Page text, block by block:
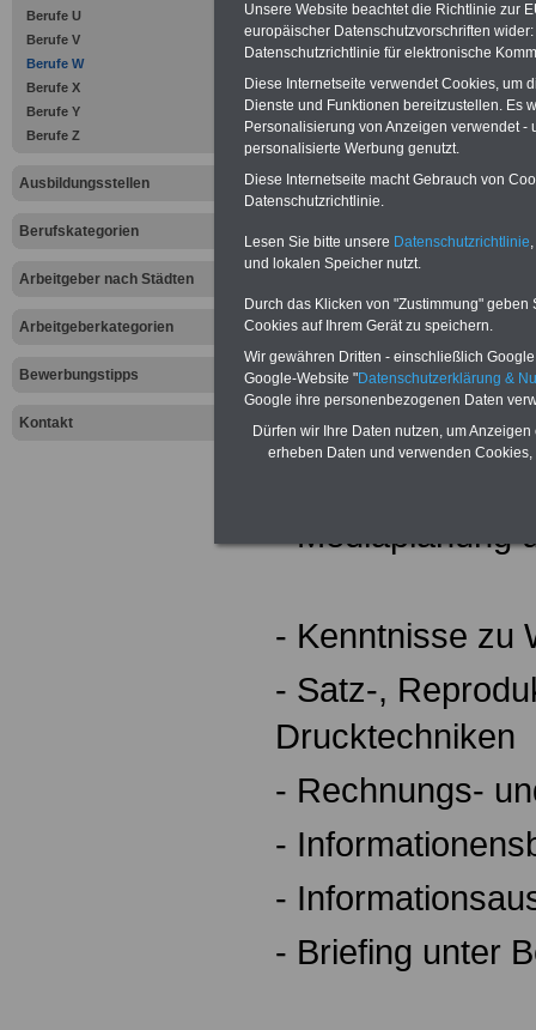
Berufe U
Berufe V
Berufe W
Berufe X
Berufe Y
Berufe Z
Ausbildungsstellen
Berufskategorien
Arbeitgeber nach Städten
Arbeitgeberkategorien
Bewerbungstipps
Kontakt
verantwortlich
Im
- Funktion der
- Bereiche und
Werbewirtschaft
- Einsatz von
-
- Mediaplanung
- Kenntnisse zu
- Satz-,
Drucktechniken
- Rechnungs-
-
-
- Briefing unter
Unsere Website beachtet die Richtlinie zur
europäischer Datenschutzvorschriften
Datenschutzrichtlinie für elektronische
Diese Internetseite verwendet Cookies, um
Dienste und Funktionen bereitzustellen. Es
Personalisierung von Anzeigen verwendet
personalisierte Werbung genutzt.
Diese Internetseite macht Gebrauch von
Datenschutzrichtlinie.
Lesen Sie bitte unsere Datenschutzrichtlinie
und lokalen Speicher nutzt.
Durch das Klicken von "Zustimmung"
Cookies auf Ihrem Gerät zu speichern.
Wir gewähren Dritten - einschließlich
Google-Website "Datenschutzerklärung &
Google ihre personenbezogenen Daten
Dürfen wir Ihre Daten nutzen, um
erheben Daten und verwenden